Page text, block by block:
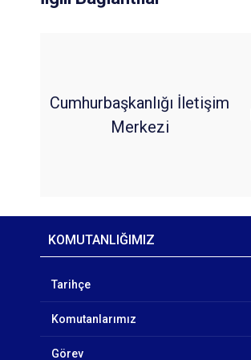
Cumhurbaşkanlığı İletişim
Merkezi
KOMUTANLIĞIMIZ
Tarihçe
Komutanlarımız
Görev